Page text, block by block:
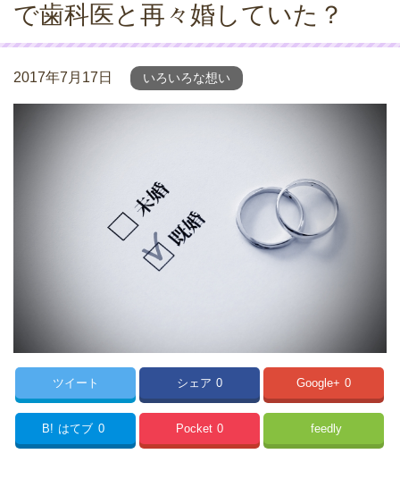
で歯科医と再々婚していた？
2017年7月17日 いろいろな想い
ツイート シェア 0 Google+ 0
B! はてブ 0 Pocket 0 feedly